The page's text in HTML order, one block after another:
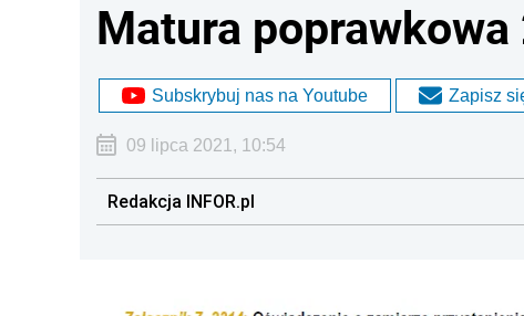
Matura
Subskrybuj nas na Youtube Zapisz
09 lipca 2021, 10:54
Redakcja INFOR.pl